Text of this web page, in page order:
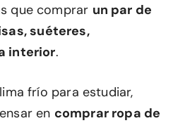
que comprar un par de
suéteres,
interior.
frío para estudiar,
en comprar ropa de